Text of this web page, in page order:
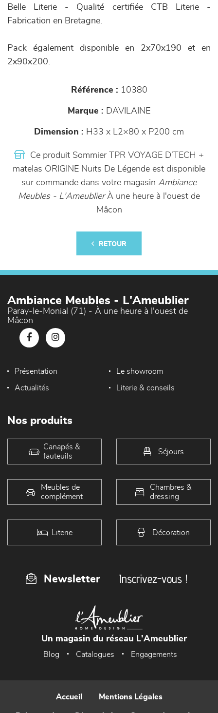
Belle Literie - Qualité certifiée CTB Literie -
Fabrication en Bretagne.
Pack également disponible en 2x70x190 et en
2x90x200.
Référence : 10380
Marque : DAVILAINE
Dimension : H33 x L2×80 x P200 cm
Ce produit Sommier TPR VOYAGE D’TECH +
matelas ORIGINE Nuits De Légende est disponible
sur commande dans votre magasin Ambiance
Meubles - L'AmeublierÀ une heure à l'ouest de
Mâcon
RETOUR
Ambiance Meubles - L'Ameublier
Paray-le-Monial (71) - À une heure à l'ouest de
Mâcon
Présentation Le showroom
Actualités Literie & conseils
Nos produits
Canapés &
fauteuils
Séjours
Meubles de
complément
Chambres &
dressing
Literie Décoration
Newsletter Inscrivez-vous !
Un magasin du réseau L'Ameublier
Blog Catalogues Engagements
Accueil Mentions Légales